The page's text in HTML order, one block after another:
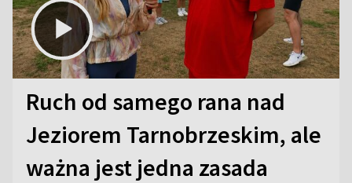
Ruch od samego rana nad
Jeziorem Tarnobrzeskim, ale
ważna jest jedna zasada